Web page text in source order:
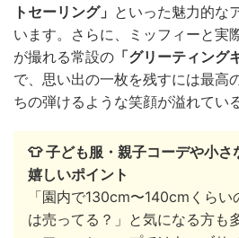
トセーリング」 といった魅力的な
います。さらに、ミッフィーと実
が撮れる常設の 「グリーティング
で、思い出の一枚を残すには最高
ちの弾けるような笑顔が溢れてい
👕 子ども服・親子コーデや小さ
嬉しいポイント
「園内で130cm〜140cmくら
は売ってる？」と気になる方も